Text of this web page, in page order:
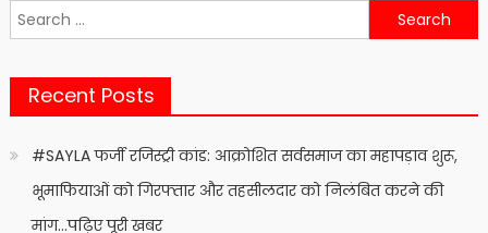
Search
for:
Recent Posts
#SAYLA फर्जी रजिस्ट्री कांड: आक्रोशित सर्वसमाज का महापड़ाव शुरू,
भूमाफियाओं को गिरफ्तार और तहसीलदार को निलंबित करने की
मांग…पढ़िए पूरी खबर